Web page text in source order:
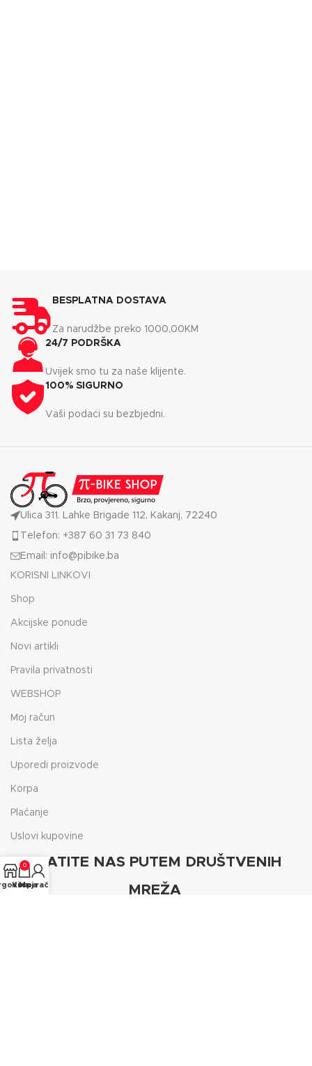
BESPLATNA DOSTAVA
Za narudžbe preko 1000,00KM
24/7 PODRŠKA
Uvijek smo tu za naše klijente.
100% SIGURNO
Vaši podaci su bezbjedni.
Ulica 311. Lahke Brigade 112, Kakanj, 72240
Telefon: +387 60 31 73 840
Email: info@pibike.ba
KORISNI LINKOVI
Shop
Akcijske ponude
Novi artikli
Pravila privatnosti
WEBSHOP
Moj račun
Lista želja
Uporedi proizvode
Korpa
Plaćanje
Uslovi kupovine
PRATITE NAS PUTEM DRUŠTVENIH
MREŽA
0
Korpa
Moj račun